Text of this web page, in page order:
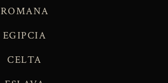
ROMANA
EGIPCIA
CELTA